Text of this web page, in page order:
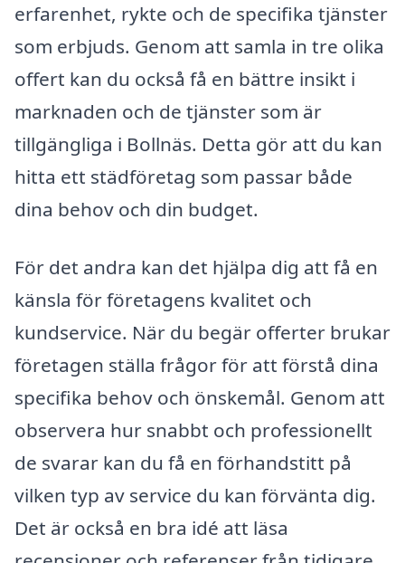
erfarenhet, rykte och de specifika tjänster
som erbjuds. Genom att samla in tre olika
offert kan du också få en bättre insikt i
marknaden och de tjänster som är
tillgängliga i Bollnäs. Detta gör att du kan
hitta ett städföretag som passar både
dina behov och din budget.
För det andra kan det hjälpa dig att få en
känsla för företagens kvalitet och
kundservice. När du begär offerter brukar
företagen ställa frågor för att förstå dina
specifika behov och önskemål. Genom att
observera hur snabbt och professionellt
de svarar kan du få en förhandstitt på
vilken typ av service du kan förvänta dig.
Det är också en bra idé att läsa